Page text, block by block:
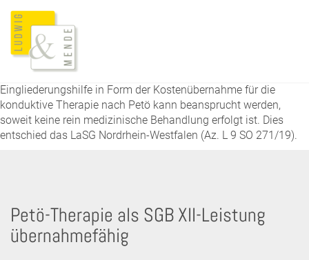
Eingliederungshilfe in Form der Kostenübernahme für die
konduktive Therapie nach Petö kann beansprucht werden,
soweit keine rein medizinische Behandlung erfolgt ist. Dies
entschied das LaSG Nordrhein-Westfalen (Az. L 9 SO 271/19).
Petö-Therapie als SGB XII-Leistung
übernahmefähig